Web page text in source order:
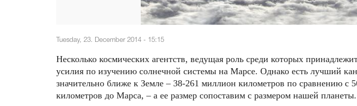
Tuesday, 23. December 2014 - 15:15
Несколько космических агентств, ведущая роль среди которых
усилия по изучению солнечной системы на Марсе. Однако есть лучший
значительно ближе к Земле – 38-261 миллион километров по сравнению с
километров до Марса, – а ее размер сопоставим с размером нашей планеты.